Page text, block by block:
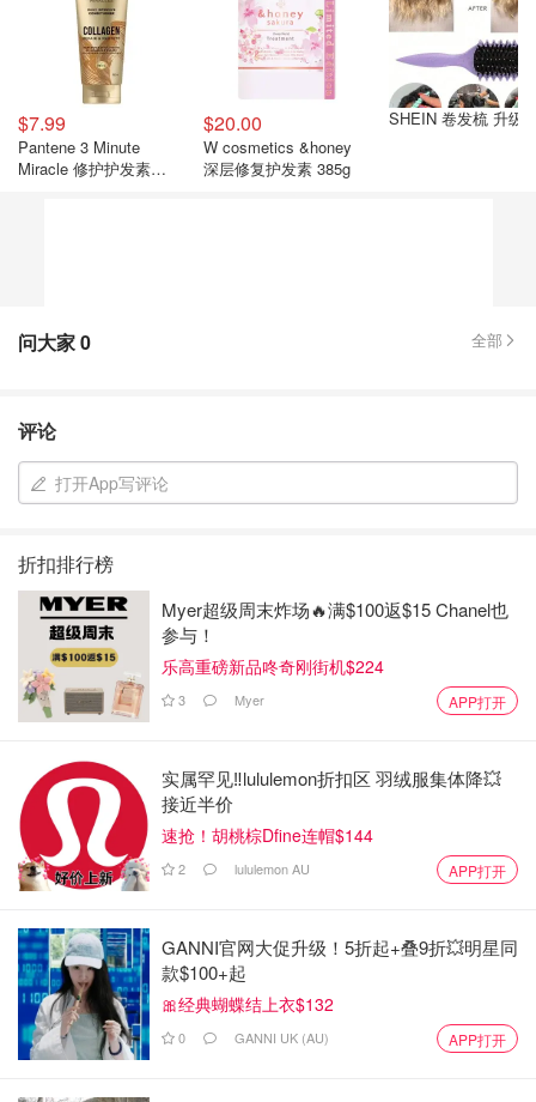
$7.99
Pantene 3 Minute
Miracle 修护护发素
$20.00
W cosmetics &honey
深层修复护发素 385g
SHEIN 卷发梳 升级
问大家0 全部
评论
打开App写评论
折扣排行榜
Myer超级周末炸场🔥满$100返$15 Chanel也
参与！
乐高重磅新品咚奇刚街机$224
3 Myer APP打开
实属罕见‼️lululemon折扣区 羽绒服集体降💥
接近半价
速抢！胡桃棕Dfine连帽$144
2 lululemon AU APP打开
GANNI官网大促升级！5折起+叠9折💥明星同
款$100+起
🎀经典蝴蝶结上衣$132
0 GANNI UK (AU) APP打开